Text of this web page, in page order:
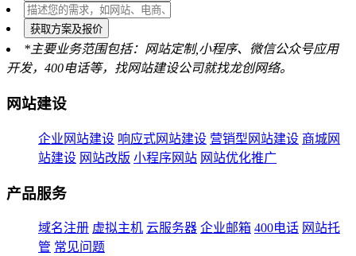
获取方案及报价
*主要业务范围包括：网站定制,小程序、微信公众号应用
开发，400电话等，找网站建设公司就找龙创网络。
网站建设
企业网站建设 响应式网站建设 营销型网站建设 商城网
站建设 网站改版 小程序网站 网站优化推广
产品服务
域名注册 虚拟主机 云服务器 企业邮箱 400电话 网站托
管 常见问题